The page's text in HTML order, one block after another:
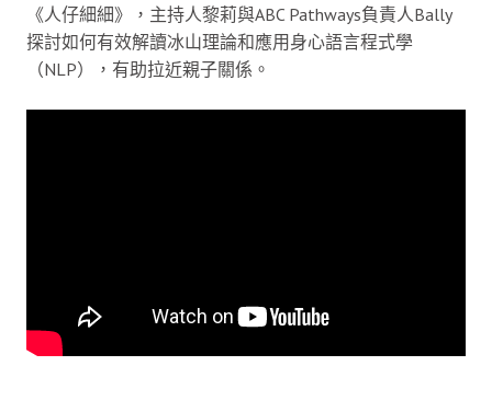
《人仔細細》，主持人黎莉與ABC Pathways負責人Bally
探討如何有效解讀冰山理論和應用身心語言程式學
（NLP），有助拉近親子關係。